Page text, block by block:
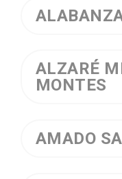
ALZARÉ
MONTES
AMADO